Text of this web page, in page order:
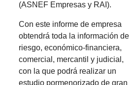
(ASNEF Empresas y RAI).
Con este informe de empresa
obtendrá toda la información de
riesgo, económico-financiera,
comercial, mercantil y judicial,
con la que podrá realizar un
estudio pormenorizado de gran